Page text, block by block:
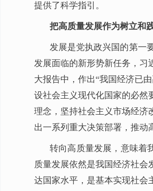
提供了科学指引。
把高质量发展作为树立和
发展是党执政兴国的第一
发展面临的新形势新任务，习
大报告中，作出“我国经济已
设社会主义现代化国家的必然
理念，坚持社会主义市场经济
出一系列重大决策部署，推动
转向高质量发展，意味着
质量发展依然是我国经济社会
达国家水平，是基本实现社会